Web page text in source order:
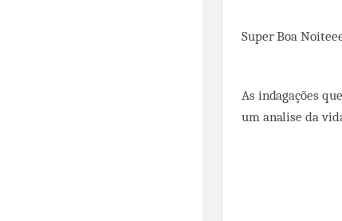
Super Boa
As indagações
um analise da